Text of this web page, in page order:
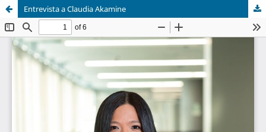
Entrevista a Claudia Akamine